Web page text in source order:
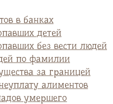
в банках
детей
без вести людей
по фамилии
за границей
алиментов
умершего